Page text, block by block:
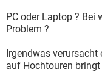
PC oder Laptop ? Bei
Problem ?
Irgendwas verursacht
auf Hochtouren bringt